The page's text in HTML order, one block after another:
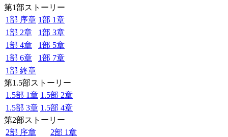
第1部ストーリー
1部 序章 1部 1章
1部 2章
1部 3章
1部 4章
1部 5章
1部 6章
1部 7章
1部 終章
第1.5部ストーリー
1.5部 1章 1.5部 2章
1.5部 3章 1.5部 4章
第2部ストーリー
2部 序章
2部 1章